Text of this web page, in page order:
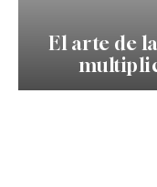
El arte de